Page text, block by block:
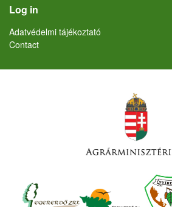
User account menu
Log in
Lábléc
Adatvédelmi tájékoztató
Contact